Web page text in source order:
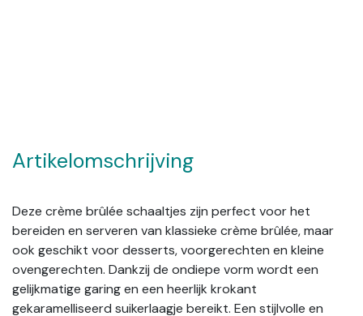
Artikelomschrijving
Deze crème brûlée schaaltjes zijn perfect voor het
bereiden en serveren van klassieke crème brûlée, maar
ook geschikt voor desserts, voorgerechten en kleine
ovengerechten. Dankzij de ondiepe vorm wordt een
gelijkmatige garing en een heerlijk krokant
gekaramelliseerd suikerlaagje bereikt. Een stijlvolle en